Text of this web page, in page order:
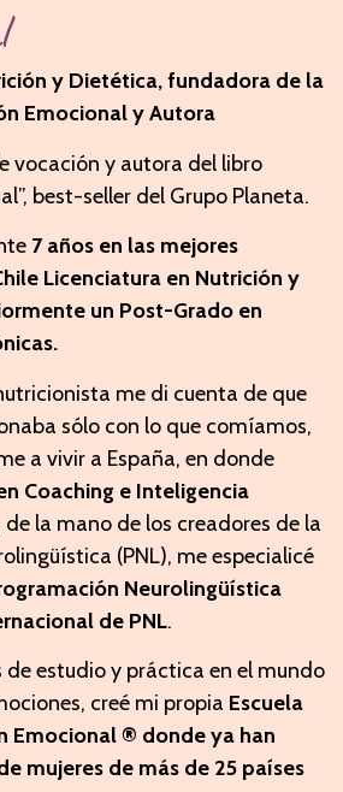
y Dietética, fundadora de la
Emocional y Autora
vocación y autora del libro
best-seller del Grupo Planeta.
7 años en las mejores
Licenciatura en Nutrición y
un Post-Grado en
me di cuenta de que
sólo con lo que comíamos,
a vivir a España, en donde
Coaching e Inteligencia
de la mano de los creadores de la
(PNL), me especialicé
Neurolingüística
de PNL.
de estudio y práctica en el mundo
creé mi propia Escuela
Emocional ® donde ya han
mujeres de más de 25 países